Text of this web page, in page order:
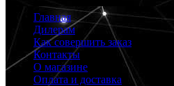
Главная
Дилерам
Как совершить заказ
Контакты
О магазине
Оплата и доставка